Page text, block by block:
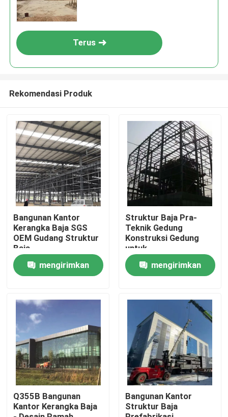
Rumah
Produk
Tentang Kami
Terus
Rekomendasi Produk
Bangunan Kantor
Kerangka Baja SGS
OEM Gudang Struktur
Baja
mengirimkan
Struktur Baja Pra-
Teknik Gedung
Konstruksi Gedung
untuk
Gudang/Lokakarya
mengirimkan
Q355B Bangunan
Kantor Kerangka Baja
Bangunan Kantor
Struktur Baja